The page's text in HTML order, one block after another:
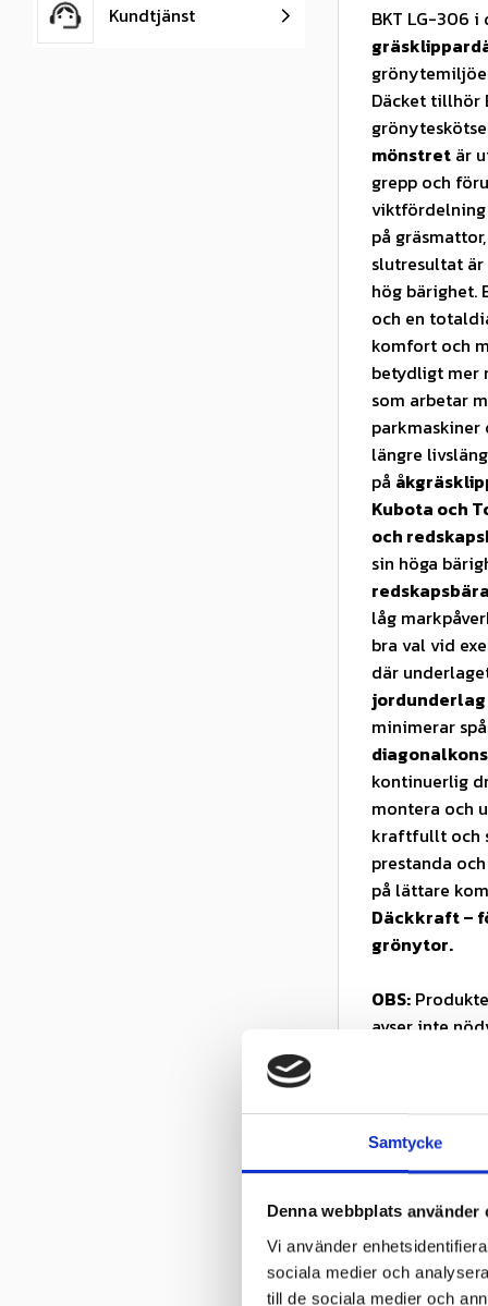
Samtycke
Denna webbplats använder
Vi använder
sociala medier och
till de sociala medier och
BKT LG-306
Däcket tillhör
mönstret är
grepp och
viktfördelning
på
slutresultat är
hög bärighet.
och en
komfort och
betydligt mer
som arbetar
parkmaskiner
längre
på
Kubota och
och
sin höga
låg
bra val vid
där
jordunderlag
minimerar
kontinuerlig
montera och
kraftfullt och
prestanda
på lättare
Däckkraft –
grönytor.
OBS:
avser inte
✓ Turf-
✓ Hög
✓ Slitstark
✓ Slanglöst
Kundtjänst